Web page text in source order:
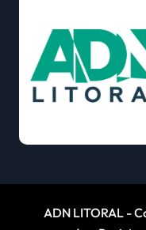
ADN LITORAL -